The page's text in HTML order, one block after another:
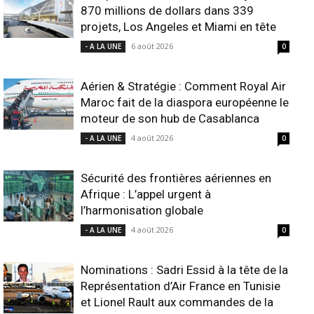
870 millions de dollars dans 339
projets, Los Angeles et Miami en tête
- A LA UNE 6 août 2026 0
Aérien & Stratégie : Comment Royal Air
Maroc fait de la diaspora européenne le
moteur de son hub de Casablanca
- A LA UNE 4 août 2026 0
Sécurité des frontières aériennes en
Afrique : L’appel urgent à
l’harmonisation globale
- A LA UNE 4 août 2026 0
Nominations : Sadri Essid à la tête de la
Représentation d’Air France en Tunisie
et Lionel Rault aux commandes de la